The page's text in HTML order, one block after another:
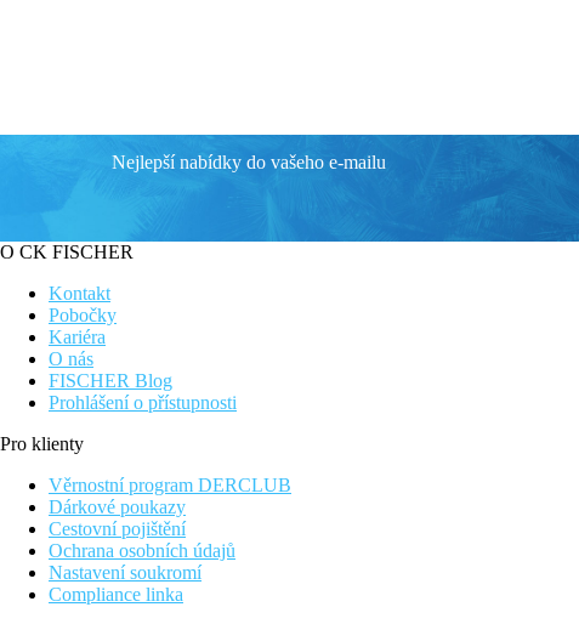
Nejlepší nabídky do vašeho e-mailu
O CK FISCHER
Kontakt
Pobočky
Kariéra
O nás
FISCHER Blog
Prohlášení o přístupnosti
Pro klienty
Věrnostní program DERCLUB
Dárkové poukazy
Cestovní pojištění
Ochrana osobních údajů
Nastavení soukromí
Compliance linka